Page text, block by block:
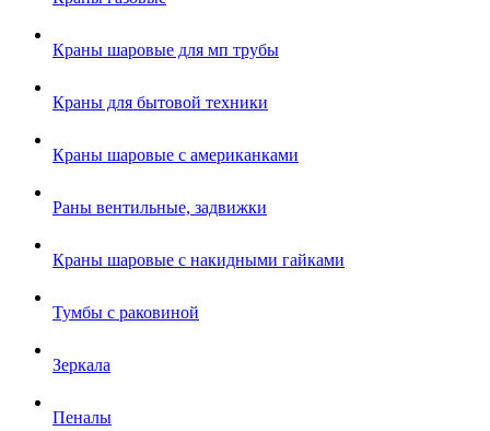
Краны шаровые для мп трубы
Краны для бытовой техники
Краны шаровые с американками
Раны вентильные, задвижки
Краны шаровые с накидными гайками
Тумбы с раковиной
Зеркала
Пеналы